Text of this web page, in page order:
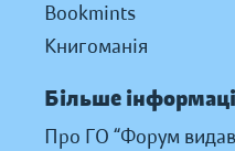
Bookmints
Книгоманія
Більше
Про ГО “Форум